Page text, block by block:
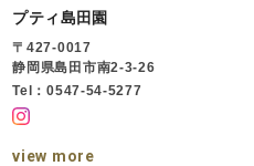
プティ島田園
〒427-0017
静岡県島田市南2-3-26
Tel：0547-54-5277
view more